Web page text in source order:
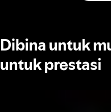
Dibina untuk
untuk prestasi